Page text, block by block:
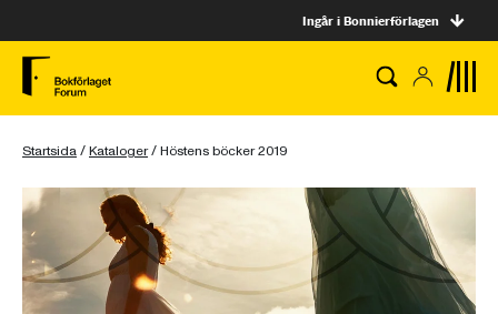
Ingår i Bonnierförlagen
Startsida/Kataloger/Höstens böcker 2019